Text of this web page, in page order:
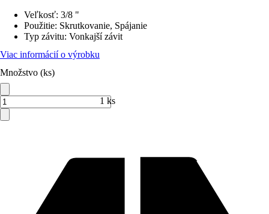
Veľkosť: 3/8 "
Použitie: Skrutkovanie, Spájanie
Typ závitu: Vonkajší závit
Viac informácií o výrobku
Množstvo (ks)
1 ks